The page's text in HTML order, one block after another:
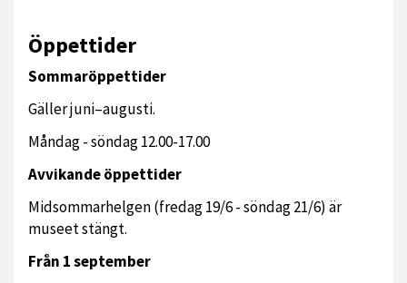
Öppettider
Sommaröppettider
Gäller juni–augusti.
Måndag - söndag 12.00-17.00
Avvikande öppettider
Midsommarhelgen (fredag 19/6 - söndag 21/6) är
museet stängt.
Från 1 september